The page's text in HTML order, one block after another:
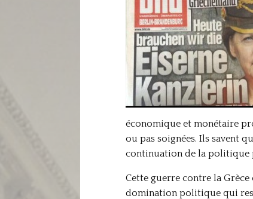
économique et monétaire
ou pas soignées. Ils savent
continuation de la politique
Cette guerre contre la
domination politique qui